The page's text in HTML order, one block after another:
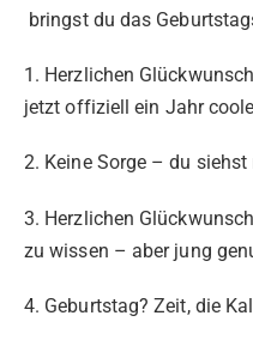
bringst du das
1. Herzlichen
jetzt offiziell ein Jahr
2. Keine Sorge – du
3. Herzlichen
zu wissen – aber jung
4. Geburtstag? Zeit, die